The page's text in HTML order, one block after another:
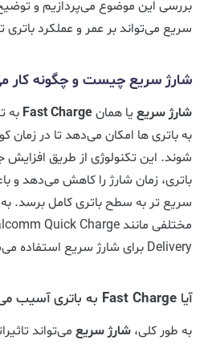
بررسی این موضوع می‌پردازیم و
سریع می‌تواند بر عمر و عملکرد باتری
شارژ سریع چیست و چگونه کار
شارژ سریع یا همانFast Charge به
به باتری ها امکان می‌دهد تا در زمان
شوند. این تکنولوژی از طریق افزایش
باتری، زمان شارژ را کاهش می‌دهد
سریع تر به سطح باتری کامل برسد. به
Delivery برای شارژ سریع استفاده می‌شوند.
آیا Fast Charge به باتری آسیب
به طور کلی، شارژ سریع می‌تواند